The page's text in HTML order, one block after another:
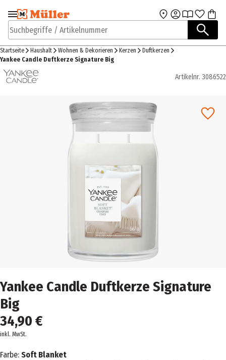
Zur Navigation
springen
Zum Hauptinhalt
Suchbegriffe / Artikelnummer
Startseite Haushalt Wohnen & Dekorieren Kerzen
Duftkerzen
Yankee Candle Duftkerze Signature Big
Artikelnr. 3086522
Yankee Candle Duftkerze Signature
Big
34,90 €
inkl. MwSt.
Farbe: Soft Blanket